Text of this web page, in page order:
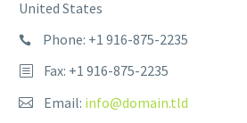
United States
Phone: +1 916-875-2235
Fax: +1 916-875-2235
Email: info@domain.tld